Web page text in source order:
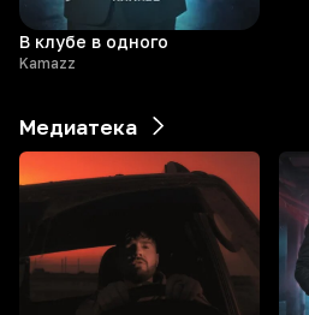
В клубе в одного
Kamazz
Медиатека